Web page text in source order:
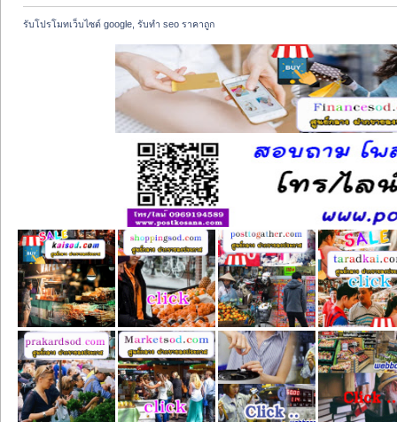
รับโปรโมทเว็บไซต์ google, รับทำ seo ราคาถูก